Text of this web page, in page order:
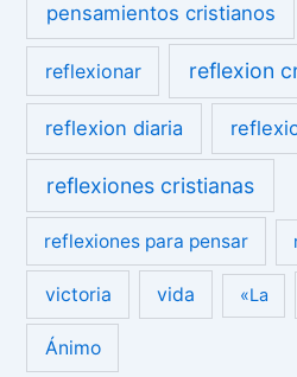
pensamientos cristianos
reflexionar reflexion
reflexion diaria
reflexiones cristianas
reflexiones para pensar
victoria vida «La
Ánimo